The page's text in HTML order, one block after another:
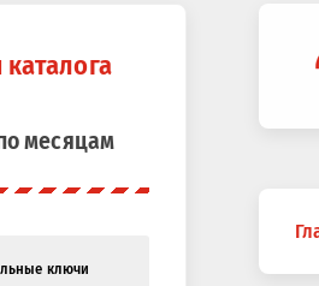
месяцам
ключи
здесь